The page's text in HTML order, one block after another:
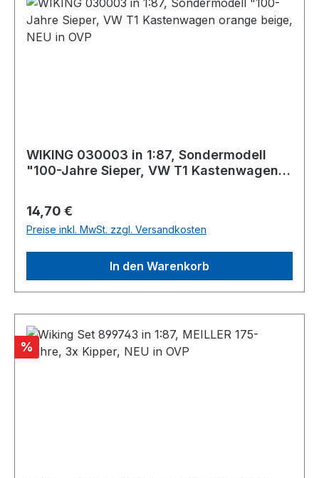
WIKING 030003 in 1:87, Sondermodell
"100-Jahre Sieper, VW T1 Kastenwagen
Regulärer Preis:
14,70 €
Preise inkl. MwSt. zzgl. Versandkosten
In den Warenkorb
Rabatt
%